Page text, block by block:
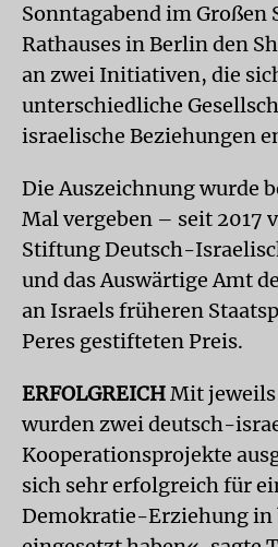
Sonntagabend im Großen
Rathauses in Berlin den
an zwei Initiativen, die
unterschiedliche
israelische Beziehungen
Die Auszeichnung wurde
Mal vergeben – seit 2017
Stiftung Deutsch-
und das Auswärtige Amt
an Israels früheren
Peres gestifteten Preis.
ERFOLGREICHMit jeweils
wurden zwei deutsch-
Kooperationsprojekte
sich sehr erfolgreich für
Demokratie-Erziehung in